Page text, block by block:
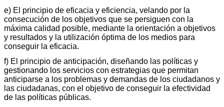
e) El principio de eficacia y eficiencia, velando por la
consecución de los objetivos que se persiguen con la
máxima calidad posible, mediante la orientación a objetivos
y resultados y la utilización óptima de los medios para
conseguir la eficacia.
f) El principio de anticipación, diseñando las políticas y
gestionando los servicios con estrategias que permitan
anticiparse a los problemas y demandas de los ciudadanos y
las ciudadanas, con el objetivo de conseguir la efectividad
de las políticas públicas.